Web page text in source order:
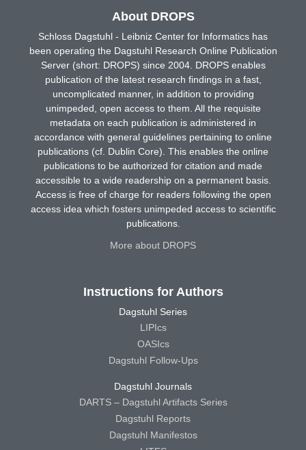
About DROPS
Schloss Dagstuhl - Leibniz Center for Informatics has
been operating the Dagstuhl Research Online Publication
Server (short: DROPS) since 2004. DROPS enables
publication of the latest research findings in a fast,
uncomplicated manner, in addition to providing
unimpeded, open access to them. All the requisite
metadata on each publication is administered in
accordance with general guidelines pertaining to online
publications (cf. Dublin Core). This enables the online
publications to be authorized for citation and made
accessible to a wide readership on a permanent basis.
Access is free of charge for readers following the open
access idea which fosters unimpeded access to scientific
publications.
More about DROPS
Instructions for Authors
Dagstuhl Series
LIPIcs
OASIcs
Dagstuhl Follow-Ups
Dagstuhl Journals
DARTS – Dagstuhl Artifacts Series
Dagstuhl Reports
Dagstuhl Manifestos